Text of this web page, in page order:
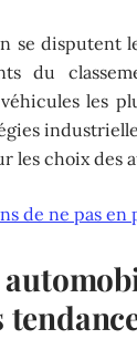
se disputent
du
les
les choix des
de ne pas en